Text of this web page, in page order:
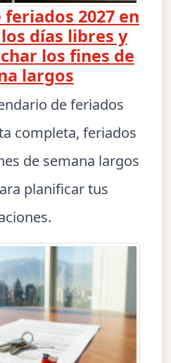
2027 en
días libres y
los fines de
largos
de feriados
completa, feriados
de semana largos
planificar tus